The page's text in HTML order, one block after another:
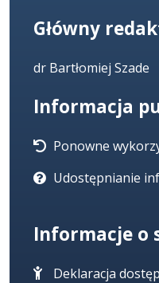
Główny
dr Bartłomiej Szade
Informacja
Ponowne
Udostępnianie
Informacje o
Deklaracja